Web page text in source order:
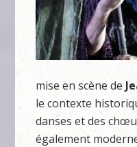
mise en scène de
le contexte
danses et des
également